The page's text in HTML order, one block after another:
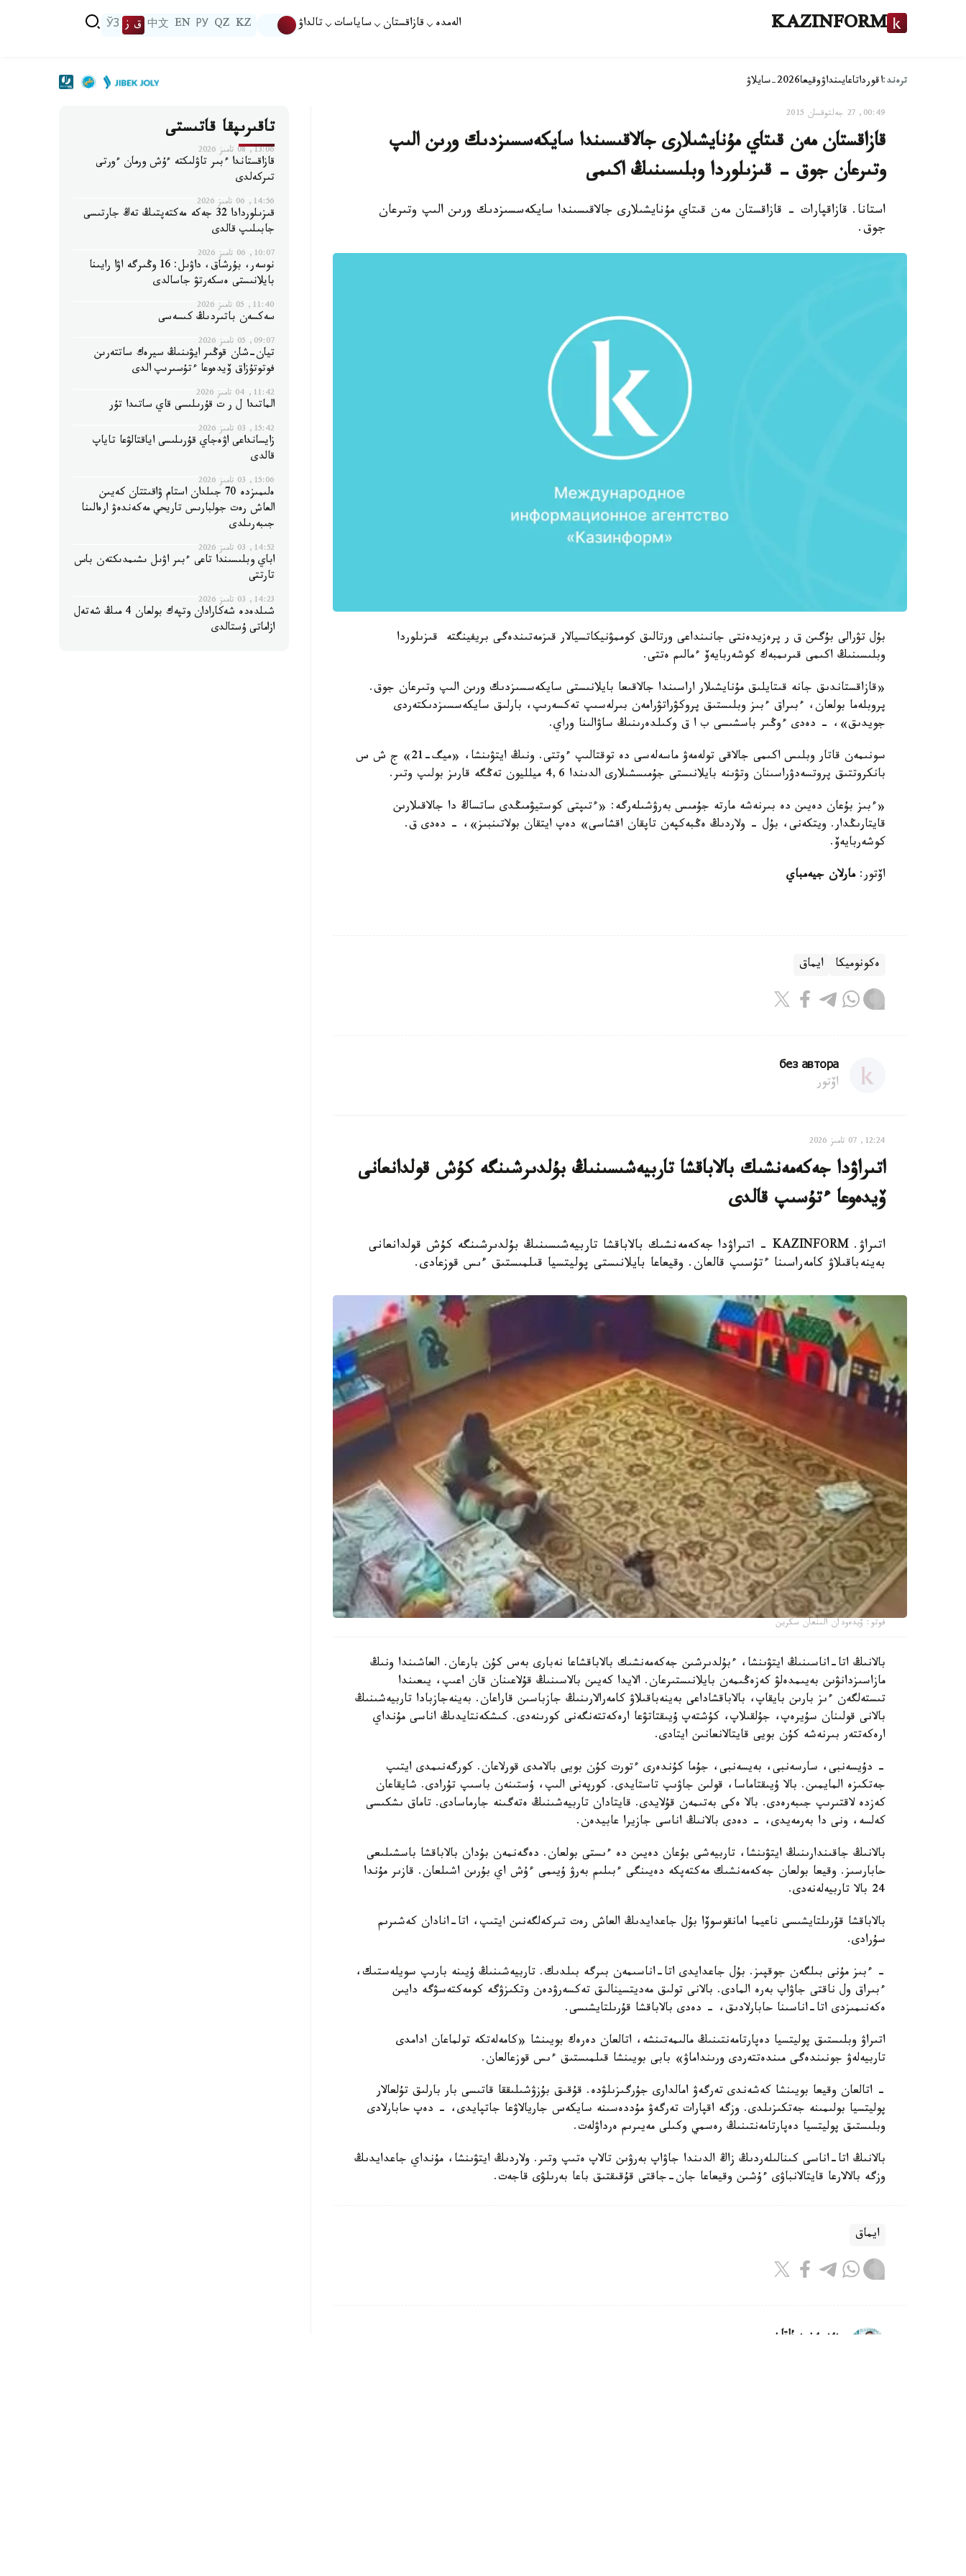
KAZINFORM الەمدە قازاقستان ساياسات تالداۋ KZ
QZ
РУ
EN
中文 ق ز ЎЗ
ترەند:اقورداتاعايىنداۋوقيعا2026-سايلاۋ
00:49, 27 جەلتوقسان 2015
قازاقستان مەن قىتاي مۇنايشىلارى جالاقىسىندا سايكەسسىزدىك ورىن الىپ
وتىرعان جوق - قىزىلوردا وبلىسىنىڭ اكىمى
استانا. قازاقپارات - قازاقستان مەن قىتاي مۇنايشىلارى جالاقىسىندا سايكەسسىزدىك ورىن الىپ وتىرعان
جوق.
بۇل تۋرالى بۇگىن ق ر پرەزيدەنتى جانىنداعى ورتالىق كوممۋنيكاتسيالار قىزمەتىندەگى بريفينگتە قىزىلوردا
وبلىسىنىڭ اكىمى قىرىمبەك كوشەربايەۆ ءمالىم ەتتى.
«قازاقستاندىق جانە قىتايلىق مۇنايشىلار اراسىندا جالاقىعا بايلانىستى سايكەسسىزدىك ورىن الىپ وتىرعان جوق.
پروبلەما بولعان، ءبىراق ءبىز وبلىستىق پروكۋراتۋرامەن بىرلەسىپ تەكسەرىپ، بارلىق سايكەسسىزدىكتەردى
جويدىق»، - دەدى ءوڭىر باسشىسى ب ا ق وكىلدەرىنىڭ ساۋالىنا وراي.
سونىمەن قاتار وبلىس اكىمى جالاقى تولەمەۋ ماسەلەسى دە توقتالىپ ءوتتى. ونىڭ ايتۋىنشا، «ميگ-21» ج ش س
بانكروتتىق پروتسەدۋراسىنان وتۋىنە بايلانىستى جۇمىسشىلارى الدىندا 4,6 ميلليون تەڭگە قارىز بولىپ وتىر.
«ءبىز بۇعان دەيىن دە بىرنەشە مارتە جۇمىس بەرۋشىلەرگە: «ءتىپتى كوستيۋمىڭدى ساتساڭ دا جالاقىلارىن
قايتارىڭدار. ويتكەنى، بۇل - ولاردىڭ ەڭبەكپەن تاپقان اقشاسى» دەپ ايتقان بولاتىنبىز»، - دەدى ق.
كوشەربايەۆ.
اۆتور:مارلان جيەمباي
ەكونوميكا ايماق
без автора
اۆتور
12:24, 07 تامىز 2026
اتىراۋدا جەكەمەنشىك بالاباقشا تاربيەشىسىنىڭ بۇلدىرشىنگە كۇش قولدانعانى
ۆيدەوعا ءتۇسىپ قالدى
اتىراۋ. KAZINFORM - اتىراۋدا جەكەمەنشىك بالاباقشا تاربيەشىسىنىڭ بۇلدىرشىنگە كۇش قولدانعانى
بەينەباقىلاۋ كامەراسىنا ءتۇسىپ قالعان. وقيعاعا بايلانىستى پوليتسيا قىلمىستىق ءىس قوزعادى.
فوتو: ۆيدەودان الىنعان سكرين
بالانىڭ اتا-اناسىنىڭ ايتۋىنشا، ءبۇلدىرشىن جەكەمەنشىك بالاباقشاعا نەبارى بەس كۇن بارعان. العاشىندا ونىڭ
مازاسىزدانۋىن بەيىمدەلۋ كەزەڭىمەن بايلانىستىرعان. الايدا كەيىن بالاسىنىڭ قۇلاعىنان قان اعىپ، يىعىندا
تىستەلگەن ءىز بارىن بايقاپ، بالاباقشاداعى بەينەباقىلاۋ كامەرالارىنىڭ جازباسىن قاراعان. بەينەجازبادا تاربيەشىنىڭ
بالانى قولىنان سۇيرەپ، جۇلقىلاپ، كۇشتەپ ۇيىقتاتۋعا ارەكەتتەنگەنى كورىنەدى. كىشكەنتايدىڭ اناسى مۇنداي
ارەكەتتەر بىرنەشە كۇن بويى قايتالانعانىن ايتادى.
- دۇيسەنبى، سارسەنبى، بەيسەنبى، جۇما كۇندەرى ءتورت كۇن بويى بالامدى قورلاعان. كورگەنىمدى ايتىپ
جەتكىزە المايمىن. بالا ۇيىقتاماسا، قولىن جاۋىپ تاستايدى. كورپەنى الىپ، ۇستىنەن باسىپ تۇرادى. شايقاعان
كەزدە لاقتىرىپ جىبەرەدى. بالا ەكى بەتىمەن قۇلايدى. قايتادان تاربيەشىنىڭ ەتەگىنە جارماسادى. تاماق ىشكىسى
كەلسە، ونى دا بەرمەيدى، - دەدى بالانىڭ اناسى جازيرا عابيدەن.
بالانىڭ جاقىندارىنىڭ ايتۋىنشا، تاربيەشى بۇعان دەيىن دە ءىستى بولعان. دەگەنمەن بۇدان بالاباقشا باسشىلىعى
حابارسىز. وقيعا بولعان جەكەمەنشىك مەكتەپكە دەيىنگى ءبىلىم بەرۋ ۇيىمى ءۇش اي بۇرىن اشىلعان. قازىر مۇندا
24 بالا تاربيەلەنەدى.
بالاباقشا قۇرىلتايشىسى ناعيما امانقوسوۆا بۇل جاعدايدىڭ العاش رەت تىركەلگەنىن ايتىپ، اتا-انادان كەشىرىم
سۇرادى.
- ءبىز مۇنى بىلگەن جوقپىز. بۇل جاعدايدى اتا-اناسىمەن بىرگە بىلدىك. تاربيەشىنىڭ ۇيىنە بارىپ سويلەستىك،
ءبىراق ول ناقتى جاۋاپ بەرە المادى. بالانى تولىق مەديتسينالىق تەكسەرۋدەن وتكىزۋگە كومەكتەسۋگە دايىن
ەكەنىمىزدى اتا-اناسىنا حابارلادىق، - دەدى بالاباقشا قۇرىلتايشىسى.
اتىراۋ وبلىستىق پوليتسيا دەپارتامەنتىنىڭ مالىمەتىنشە، اتالعان دەرەك بويىنشا «كامەلەتكە تولماعان ادامدى
تاربيەلەۋ جونىندەگى مىندەتتەردى ورىنداماۋ» بابى بويىنشا قىلمىستىق ءىس قوزعالعان.
- اتالعان وقيعا بويىنشا كەشەندى تەرگەۋ امالدارى جۇرگىزىلۋدە. قۇقىق بۇزۋشىلىققا قاتىسى بار بارلىق تۇلعالار
پوليتسيا بولىمىنە جەتكىزىلدى. وزگە اقپارات تەرگەۋ مۇددەسىنە سايكەس جاريالاۋعا جاتپايدى، - دەپ حابارلادى
وبلىستىق پوليتسيا دەپارتامەنتىنىڭ رەسمي وكىلى مەيىرىم ەرداۋلەت.
بالانىڭ اتا-اناسى كىنالىلەردىڭ زاڭ الدىندا جاۋاپ بەرۋىن تالاپ ەتىپ وتىر. ولاردىڭ ايتۋىنشا، مۇنداي جاعدايدىڭ
وزگە بالالارعا قايتالانباۋى ءۇشىن وقيعاعا جان-جاقتى قۇقىقتىق باعا بەرىلۋى قاجەت.
ايماق
بەيسەن سۇلتان
تاقىرىپقا قاتىستى
13:06, 08 تامىز 2026
قازاقستاندا ءبىر تاۋلىكتە ءۇش ورمان ءورتى
تىركەلدى
14:56, 06 تامىز 2026
قىزىلوردادا 32 جەكە مەكتەپتىڭ تەڭ جارتىسى
جابىلىپ قالدى
10:07, 06 تامىز 2026
نوسەر، بۇرشاق، داۋىل: 16 وڭىرگە اۋا رايىنا
بايلانىستى ەسكەرتۋ جاسالدى
11:40, 05 تامىز 2026
سەكسەن باتىردىڭ كىسەسى
09:07, 05 تامىز 2026
تيان-شان قوڭىر ايۋىنىڭ سيرەك ساتتەرىن
فوتوتۇزاق ۆيدەوعا ءتۇسىرىپ الدى
11:42, 04 تامىز 2026
الماتىدا ل ر ت قۇرىلىسى قاي ساتىدا تۇر
15:42, 03 تامىز 2026
زايسانداعى اۋەجاي قۇرىلىسى اياقتالۋعا تاياپ
قالدى
15:06, 03 تامىز 2026
ەلىمىزدە 70 جىلدان استام ۋاقىتتان كەيىن
العاش رەت جولبارىس تاريحي مەكەندەۋ ارەالىنا
جىبەرىلدى
14:52, 03 تامىز 2026
اباي وبلىسىندا تاعى ءبىر اۋىل ىشىمدىكتەن باس
تارتتى
14:23, 03 تامىز 2026
شىلدەدە شەكارادان وتپەك بولعان 4 مىڭ شەتەل
ازاماتى ۇستالدى